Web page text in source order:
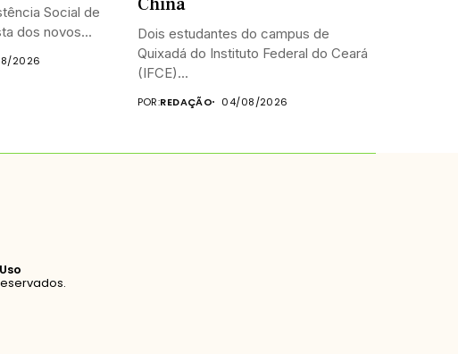
Social de
dos novos...
2026
Dois estudantes do campus de
Quixadá do Instituto Federal do Ceará
(IFCE)...
POR:REDAÇÃO 04/08/2026